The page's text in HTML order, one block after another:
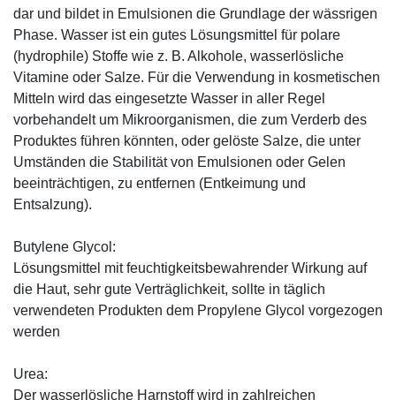
dar und bildet in Emulsionen die Grundlage der wässrigen
Phase. Wasser ist ein gutes Lösungsmittel für polare
(hydrophile) Stoffe wie z. B. Alkohole, wasserlösliche
Vitamine oder Salze. Für die Verwendung in kosmetischen
Mitteln wird das eingesetzte Wasser in aller Regel
vorbehandelt um Mikroorganismen, die zum Verderb des
Produktes führen könnten, oder gelöste Salze, die unter
Umständen die Stabilität von Emulsionen oder Gelen
beeinträchtigen, zu entfernen (Entkeimung und
Entsalzung).
Butylene Glycol:
Lösungsmittel mit feuchtigkeitsbewahrender Wirkung auf
die Haut, sehr gute Verträglichkeit, sollte in täglich
verwendeten Produkten dem Propylene Glycol vorgezogen
werden
Urea:
Der wasserlösliche Harnstoff wird in zahlreichen